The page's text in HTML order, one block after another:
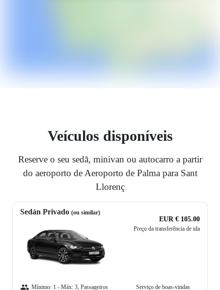
Veículos disponíveis
Reserve o seu sedã, minivan ou autocarro a partir
do aeroporto de Aeroporto de Palma para Sant
Llorenç
Sedán Privado (ou similar)
EUR € 105.00
Preço da transferência de ida
Mínimo: 1 - Máx: 3, Passageiros
Serviço de boas-vindas